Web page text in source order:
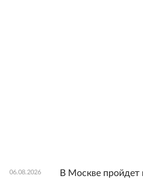
06.08.2026
В Москве пройдет